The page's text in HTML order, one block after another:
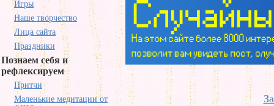
Игры
Наше творчество
Лица сайта
Праздники
Познаем себя и
рефлексируем
Притчи
Маленькие медитации от